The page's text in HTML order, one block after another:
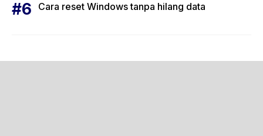
Cara reset Windows tanpa hilang data